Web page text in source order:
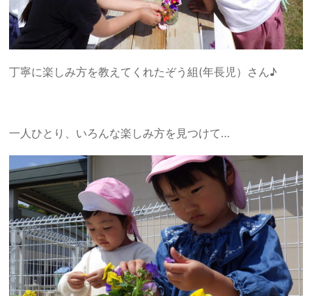
丁寧に楽しみ方を教えてくれたぞう組(年長児）さん♪
一人ひとり、いろんな楽しみ方を見つけて…